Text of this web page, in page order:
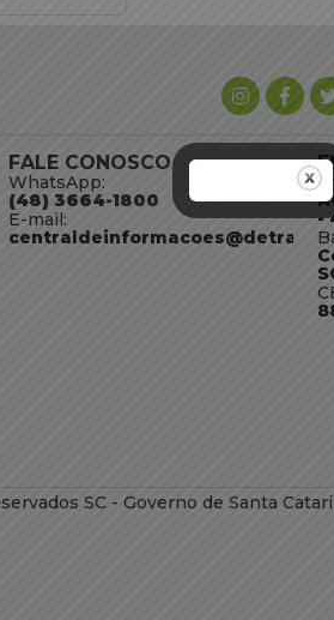
FALE CONOSCO
WhatsApp:
(48) 3664-1800
E-mail:
-
SC - Governo de Santa